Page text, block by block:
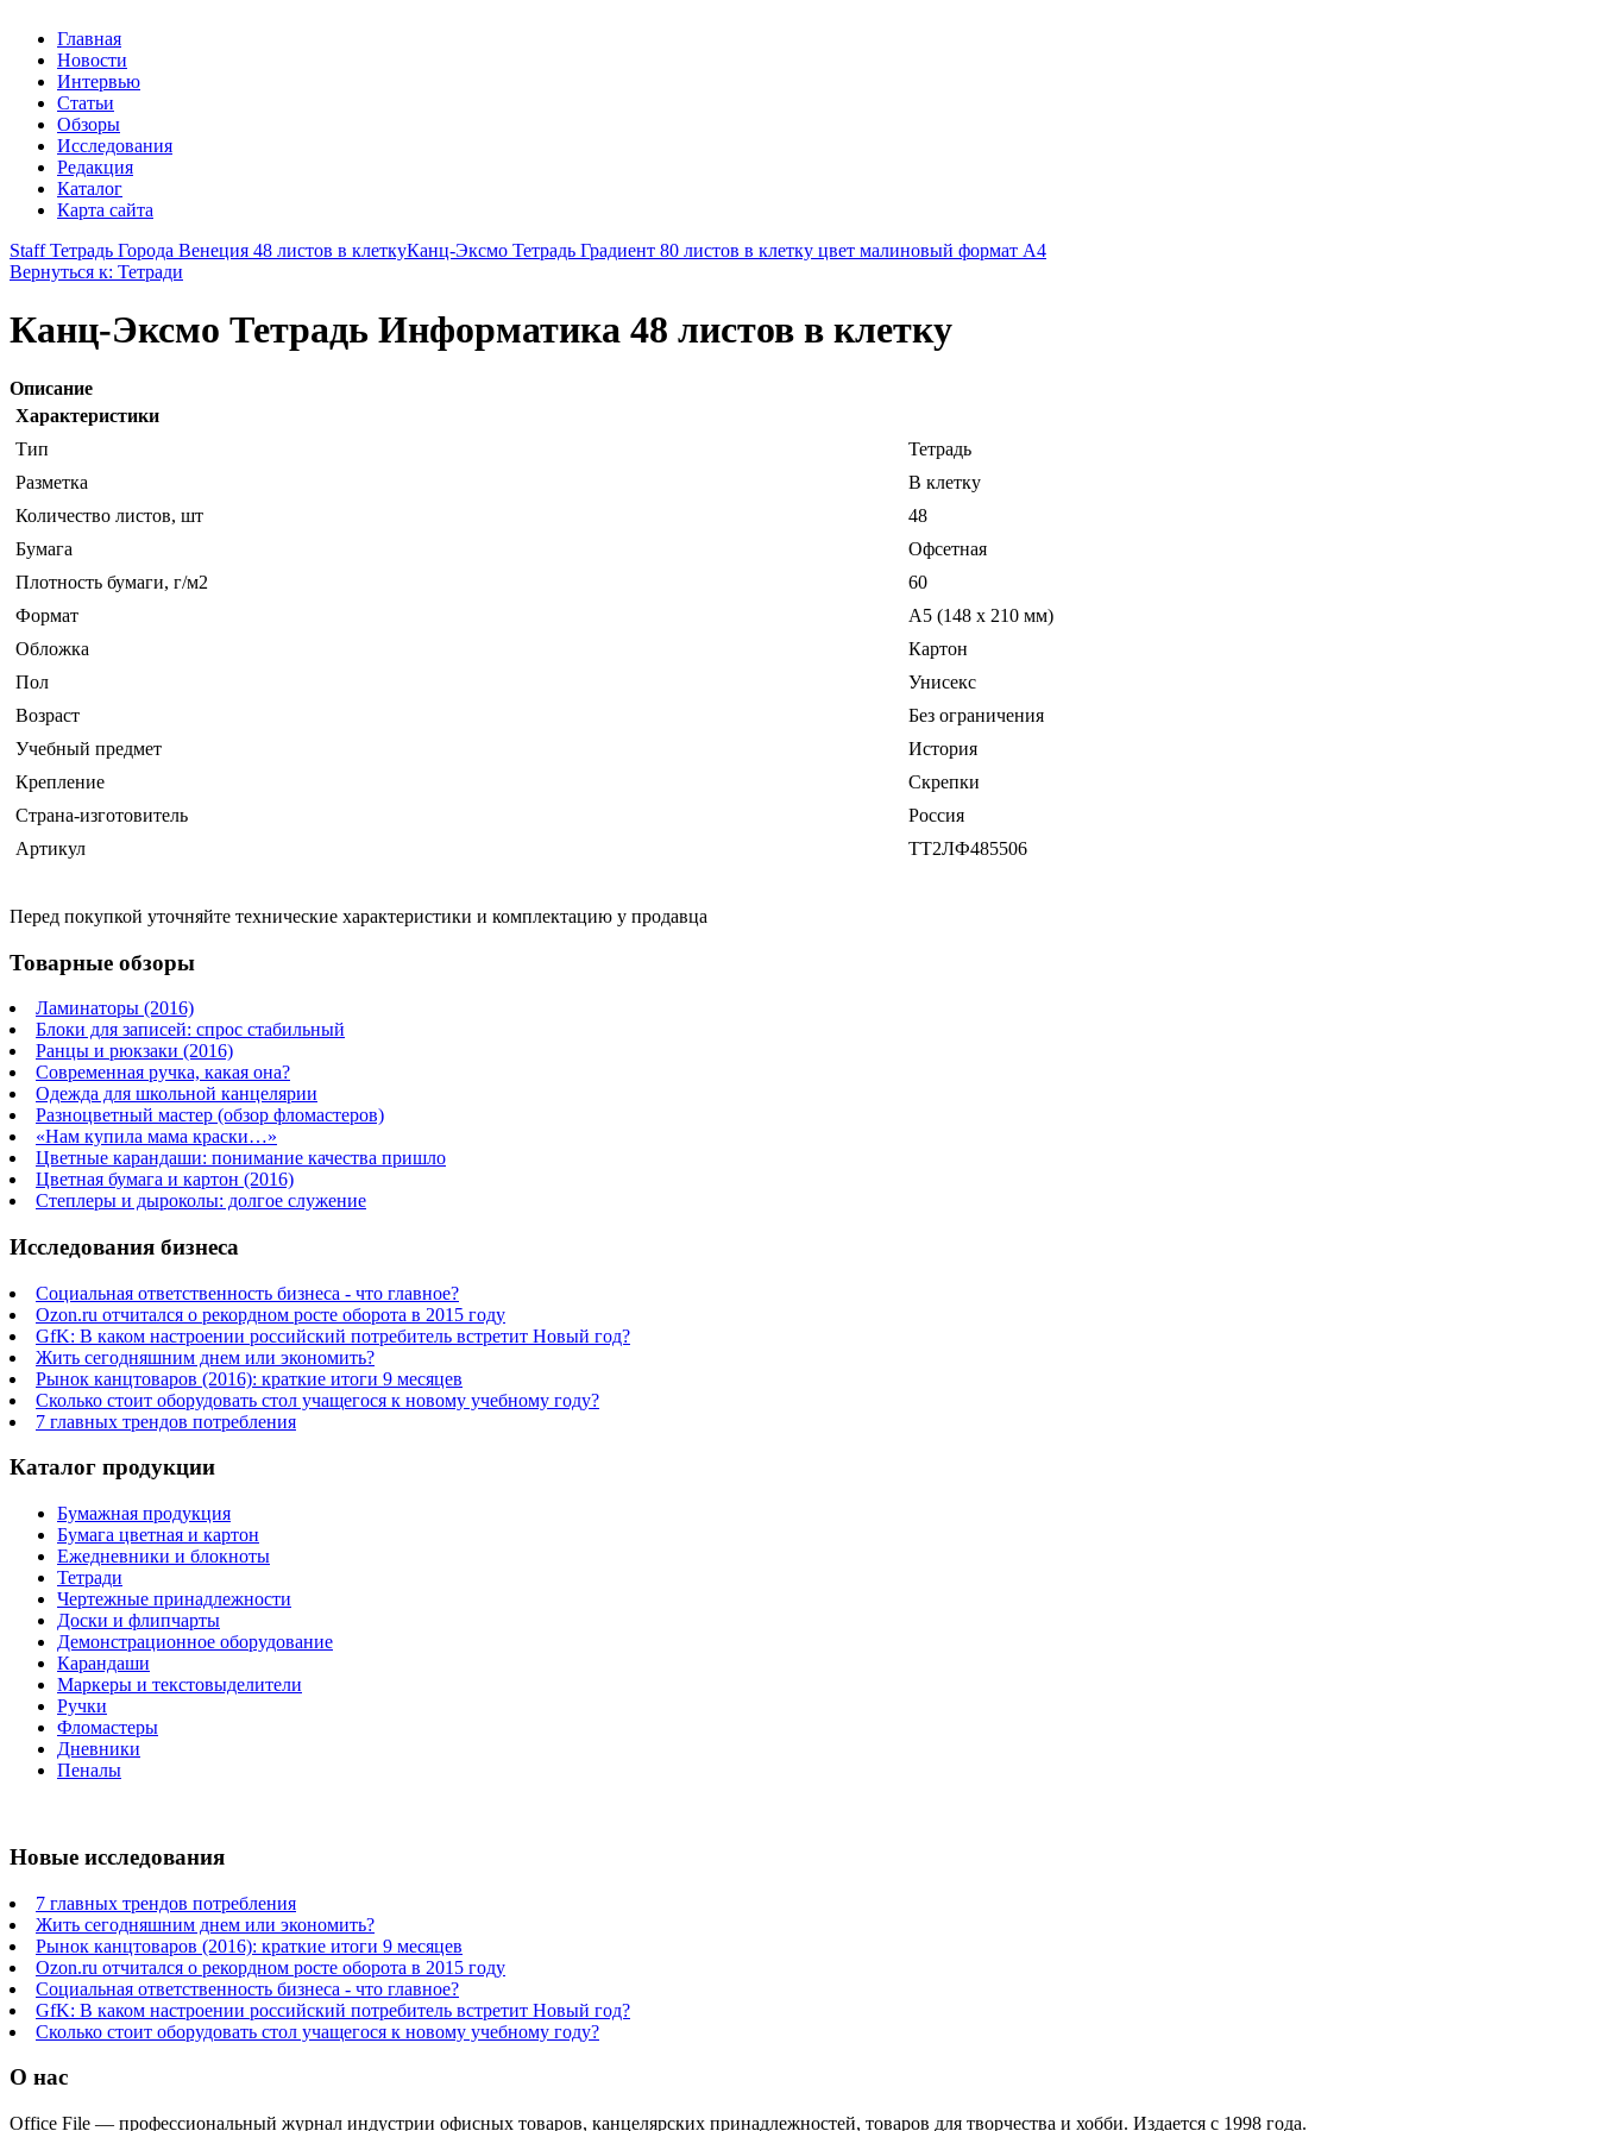
Главная
Новости
Интервью
Статьи
Обзоры
Исследования
Редакция
Каталог
Карта сайта
Staff Тетрадь Города Венеция 48 листов в клеткуКанц-Эксмо Тетрадь Градиент 80 листов в клетку цвет малиновый формат А4
Вернуться к: Тетради
Канц-Эксмо Тетрадь Информатика 48 листов в клетку
Описание
Характеристики
Тип
Тетрадь
Разметка
В клетку
Количество листов, шт
48
Бумага
Офсетная
Плотность бумаги, г/м2
60
Формат
A5 (148 x 210 мм)
Обложка
Картон
Пол
Унисекс
Возраст
Без ограничения
Учебный предмет
История
Крепление
Скрепки
Страна-изготовитель
Россия
Артикул
ТТ2ЛФ485506
Перед покупкой уточняйте технические характеристики и комплектацию у продавца
Товарные обзоры
Ламинаторы (2016)
Блоки для записей: спрос стабильный
Ранцы и рюкзаки (2016)
Современная ручка, какая она?
Одежда для школьной канцелярии
Разноцветный мастер (обзор фломастеров)
«Нам купила мама краски…»
Цветные карандаши: понимание качества пришло
Цветная бумага и картон (2016)
Степлеры и дыроколы: долгое служение
Исследования бизнеса
Социальная ответственность бизнеса - что главное?
Ozon.ru отчитался о рекордном росте оборота в 2015 году
GfK: В каком настроении российский потребитель встретит Новый год?
Жить сегодняшним днем или экономить?
Рынок канцтоваров (2016): краткие итоги 9 месяцев
Сколько стоит оборудовать стол учащегося к новому учебному году?
7 главных трендов потребления
Каталог продукции
Бумажная продукция
Бумага цветная и картон
Ежедневники и блокноты
Тетради
Чертежные принадлежности
Доски и флипчарты
Демонстрационное оборудование
Карандаши
Маркеры и текстовыделители
Ручки
Фломастеры
Дневники
Пеналы
Новые исследования
7 главных трендов потребления
Жить сегодняшним днем или экономить?
Рынок канцтоваров (2016): краткие итоги 9 месяцев
Ozon.ru отчитался о рекордном росте оборота в 2015 году
Социальная ответственность бизнеса - что главное?
GfK: В каком настроении российский потребитель встретит Новый год?
Сколько стоит оборудовать стол учащегося к новому учебному году?
О нас
Office File — профессиональный журнал индустрии офисных товаров, канцелярских принадлежностей, товаров для творчества и хобби. Издается с 1998 года.